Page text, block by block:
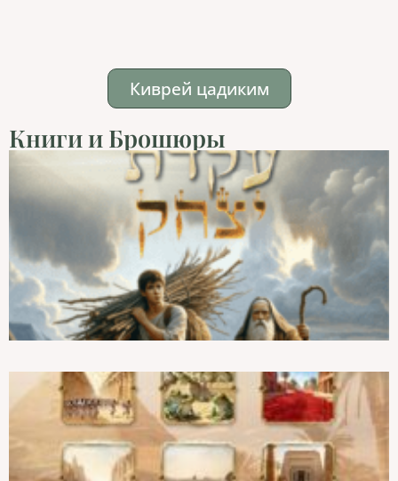
Киврей цадиким
Книги и Брошюры